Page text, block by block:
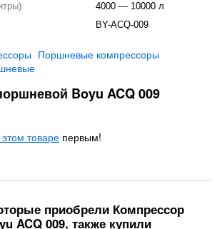
4000 — 10000 л
BY-ACQ-009
Поршневые компрессоры
Boyu ACQ 009
товаре первым!
приобрели Компрессор
ACQ 009, также купили